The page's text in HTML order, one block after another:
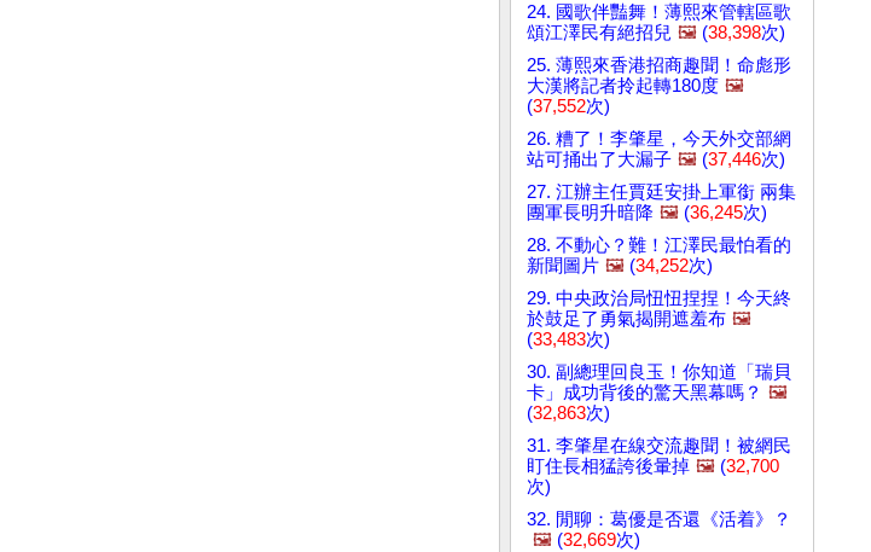
24. 國歌伴豔舞！薄熙來管轄區歌
頌江澤民有絕招兒 🖼️ (38,398次)
25. 薄熙來香港招商趣聞！命彪形
大漢將記者拎起轉180度 🖼️
(37,552次)
26. 糟了！李肇星，今天外交部網
站可捅出了大漏子 🖼️ (37,446次)
27. 江辦主任賈廷安掛上軍銜 兩集
團軍長明升暗降 🖼️ (36,245次)
28. 不動心？難！江澤民最怕看的
新聞圖片 🖼️ (34,252次)
29. 中央政治局忸忸捏捏！今天終
於鼓足了勇氣揭開遮羞布 🖼️
(33,483次)
30. 副總理回良玉！你知道「瑞貝
卡」成功背後的驚天黑幕嗎？ 🖼️
(32,863次)
31. 李肇星在線交流趣聞！被網民
盯住長相猛誇後暈掉 🖼️ (32,700
次)
32. 閒聊：葛優是否還《活着》？
🖼️ (32,669次)